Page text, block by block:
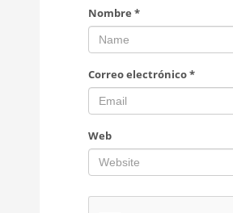
Nombre *
Correo electrónico*
Web